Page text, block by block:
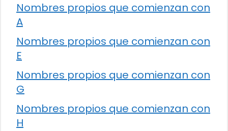
Nombres propios que comienzan con
A
Nombres propios que comienzan con
E
Nombres propios que comienzan con
G
Nombres propios que comienzan con
H